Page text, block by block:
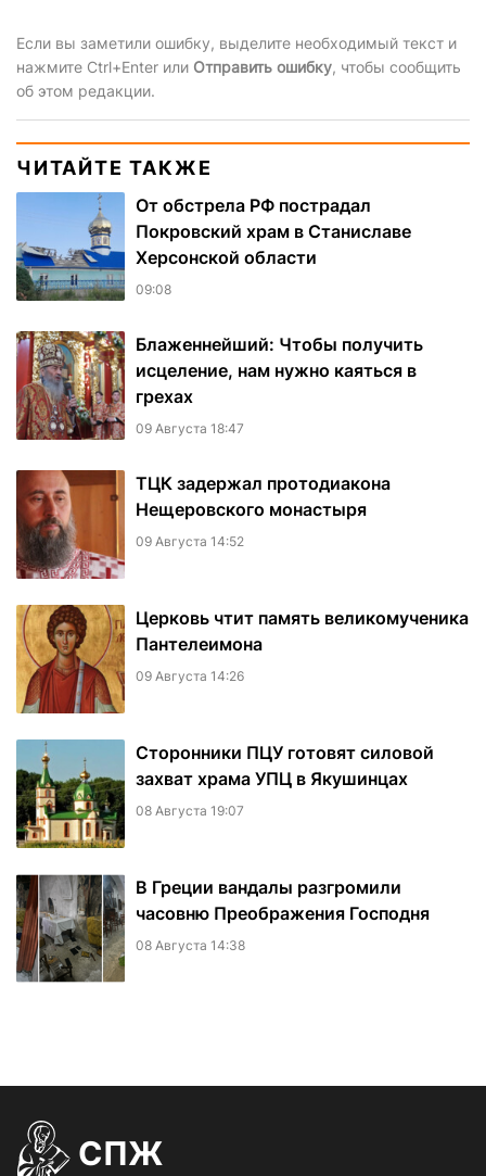
Если вы заметили ошибку, выделите необходимый текст и
нажмите Ctrl+Enter или Отправить ошибку, чтобы сообщить
об этом редакции.
ЧИТАЙТЕ ТАКЖЕ
От обстрела РФ пострадал
Покровский храм в Станиславе
Херсонской области
09:08
Блаженнейший: Чтобы получить
исцеление, нам нужно каяться в
грехах
09 Августа 18:47
ТЦК задержал протодиакона
Нещеровского монастыря
09 Августа 14:52
Церковь чтит память великомученика
Пантелеимона
09 Августа 14:26
Сторонники ПЦУ готовят силовой
захват храма УПЦ в Якушинцах
08 Августа 19:07
В Греции вандалы разгромили
часовню Преображения Господня
08 Августа 14:38
СПЖ